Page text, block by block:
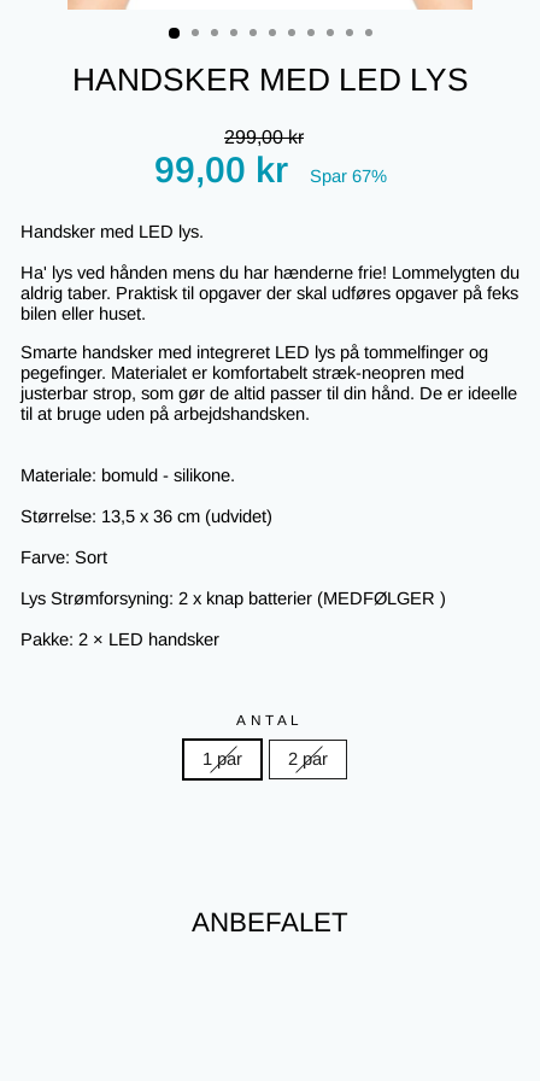
(ESC)
HANDSKER MED LED LYS
Regular
299,00 kr
Tilbudspris
99,00 kr Spar 67%
Handsker med LED lys.
Ha' lys ved hånden mens du har hænderne frie! Lommelygten du
aldrig taber. Praktisk til opgaver der skal udføres opgaver på feks
bilen eller huset.
Smarte handsker med integreret LED lys på tommelfinger og
pegefinger. Materialet er komfortabelt stræk-neopren med
justerbar strop, som gør de altid passer til din hånd. De er ideelle
til at bruge uden på arbejdshandsken.
Materiale: bomuld - silikone.
Størrelse: 13,5 x 36 cm (udvidet)
Farve: Sort
Lys Strømforsyning: 2 x knap batterier (MEDFØLGER )
Pakke: 2 × LED handsker
ANTAL
1 par 2 par
ANBEFALET